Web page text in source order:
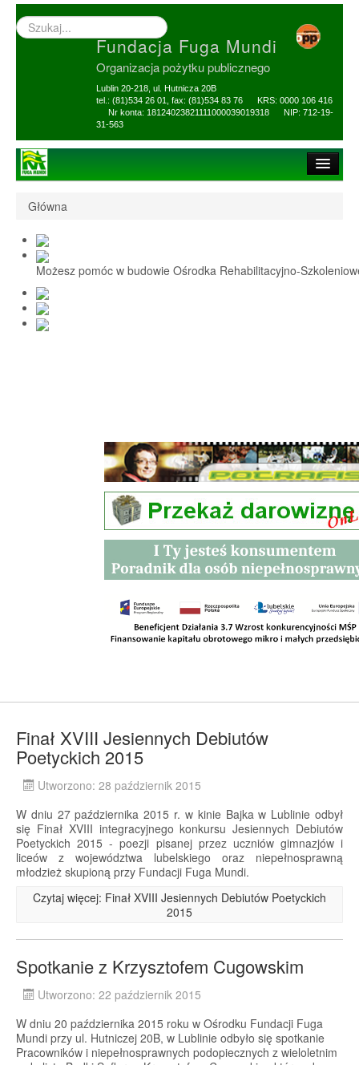
Wyszukiwarka
–
Fundacja Fuga Mundi
Organizacja pożytku publicznego
Lublin 20-218, ul. Hutnicza 20B
tel.: (81)534 26 01, fax: (81)534 83 76 KRS: 0000 106 416
Nr konta: 18124023821111000039019318 NIP: 712-19-
31-563
1,5% i darowizny
Nasi Beneficjenci
Ośrodek Reh-Szkol
Sprawozdania
Główna
Możesz pomóc w budowie Ośrodka Rehabilitacyjno-
Finał XVIII Jesiennych Debiutów
Poetyckich 2015
Utworzono: 28 październik 2015
W dniu 27 października 2015 r. w kinie Bajka w Lublinie odbył
się Finał XVIII integracyjnego konkursu Jesiennych Debiutów
Poetyckich 2015 - poezji pisanej przez uczniów gimnazjów i
liceów z województwa lubelskiego oraz niepełnosprawną
młodzież skupioną przy Fundacji Fuga Mundi.
Czytaj więcej: Finał XVIII Jesiennych Debiutów Poetyckich
2015
Spotkanie z Krzysztofem Cugowskim
Utworzono: 22 październik 2015
W dniu 20 października 2015 roku w Ośrodku Fundacji Fuga
Mundi przy ul. Hutniczej 20B, w Lublinie odbyło się spotkanie
Pracowników i niepełnosprawnych podopiecznych z wieloletnim